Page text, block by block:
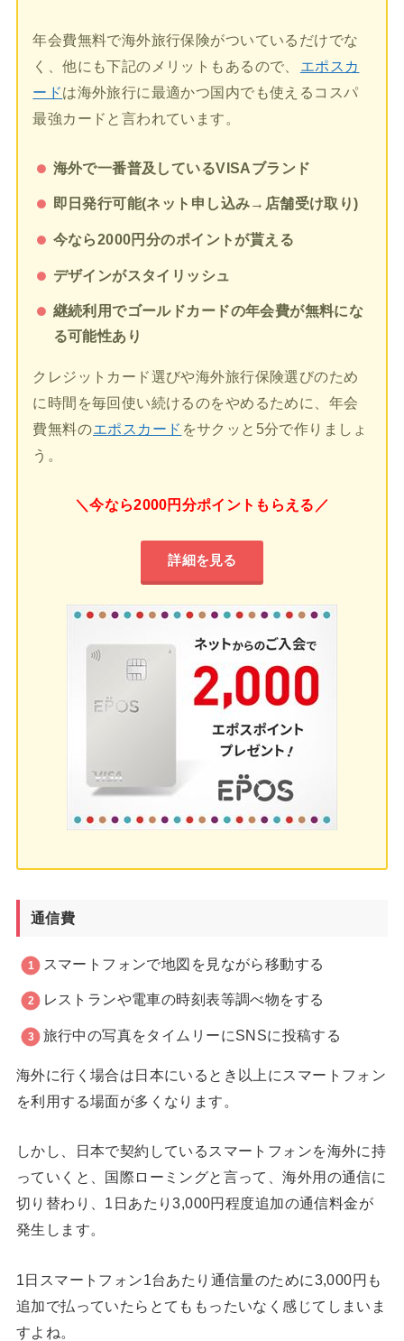
年会費無料で海外旅行保険がついているだけでな
く、他にも下記のメリットもあるので、
エポスカ
ードは海外旅行に最適かつ国内でも使えるコスパ
最強カードと言われています。
海外で一番普及しているVISAブランド
即日発行可能(ネット申し込み→店舗受け取り)
今なら2000円分のポイントが貰える
デザインがスタイリッシュ
継続利用でゴールドカードの年会費が無料にな
る可能性あり
クレジットカード選びや海外旅行保険選びのため
に時間を毎回使い続けるのをやめるために、年会
費無料のエポスカード をサクッと5分で作りましょ
う。
＼今なら2000円分ポイントもらえる／
詳細を見る
通信費
スマートフォンで地図を見ながら移動する
レストランや電車の時刻表等調べ物をする
旅行中の写真をタイムリーにSNSに投稿する
海外に行く場合は日本にいるとき以上にスマートフォン
を利用する場面が多くなります。
しかし、日本で契約しているスマートフォンを海外に持
っていくと、国際ローミングと言って、海外用の通信に
切り替わり、1日あたり3,000円程度追加の通信料金が
発生します。
1日スマートフォン1台あたり通信量のために3,000円も
追加で払っていたらとてももったいなく感じてしまいま
すよね。